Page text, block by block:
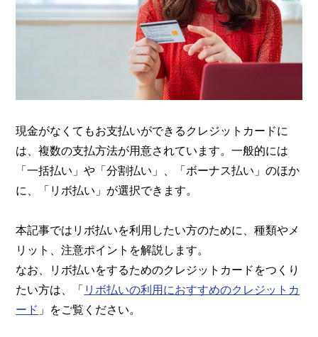
現金がなくてもお支払いができるクレジットカードに
は、複数の支払方法が用意されています。一般的には
「一括払い」や「分割払い」、「ボーナス払い」のほか
に、「リボ払い」が選択できます。
本記事ではリボ払いを利用したい方のために、種類やメ
リット、注意ポイントを解説します。
なお、リボ払いをするためのクレジットカードをつくり
たい方は、「 リボ払いの利用におすすめのクレジットカ
ード 」をご覧ください。